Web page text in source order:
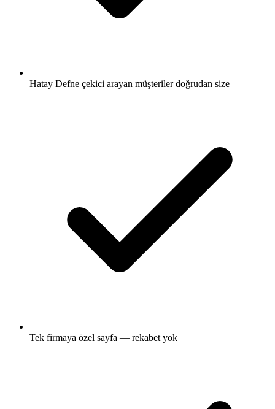
Hatay Defne çekici arayan müşteriler doğrudan size
Tek firmaya özel sayfa — rekabet yok